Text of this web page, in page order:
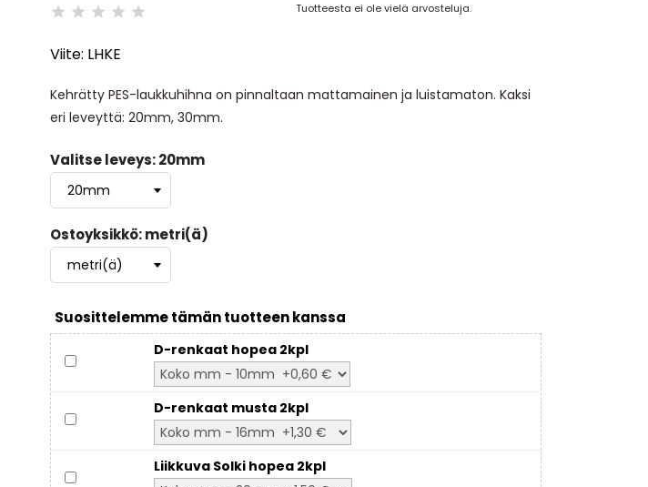
Tuotteesta ei ole vielä arvosteluja.
Viite: LHKE
Kehrätty PES-laukkuhihna on pinnaltaan mattamainen ja luistamaton. Kaksi
eri leveyttä: 20mm, 30mm.
Valitse leveys: 20mm
Ostoyksikkö: metri(ä)
Suosittelemme tämän tuotteen kanssa
D-renkaat hopea 2kpl
D-renkaat musta 2kpl
Liikkuva Solki hopea 2kpl